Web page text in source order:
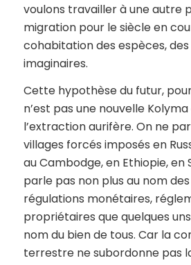
voulons travailler à une autre
migration pour le siècle en
cohabitation des espèces,
imaginaires.
Cette hypothèse du futur,
n’est pas une nouvelle
l’extraction aurifère. On ne
villages forcés imposés en
au Cambodge, en Ethiopie, en
parle pas non plus au nom
régulations monétaires,
propriétaires que quelques
nom du bien de tous. Car la
terrestre ne subordonne pas